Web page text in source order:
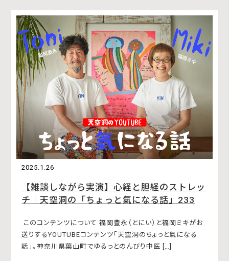
2025.1.26
【雑談しながら実演】心経と胆経のストレッ
チ｜天空洞の「ちょっと氣になる話」233
このコンテンツについて 福岡豊永（とにい）と福岡ミキがお
送りするYOUTUBEコンテンツ「天空洞のちょっと氣になる
話」。神奈川県葉山町でゆるっとのんびり中医 […]